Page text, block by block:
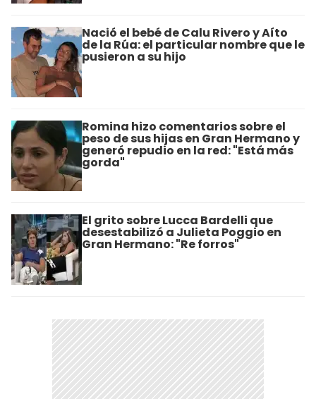
Nació el bebé de Calu Rivero y Aíto
de la Rúa: el particular nombre que le
pusieron a su hijo
Romina hizo comentarios sobre el
peso de sus hijas en Gran Hermano y
generó repudio en la red: "Está más
gorda"
El grito sobre Lucca Bardelli que
desestabilizó a Julieta Poggio en
Gran Hermano: "Re forros"